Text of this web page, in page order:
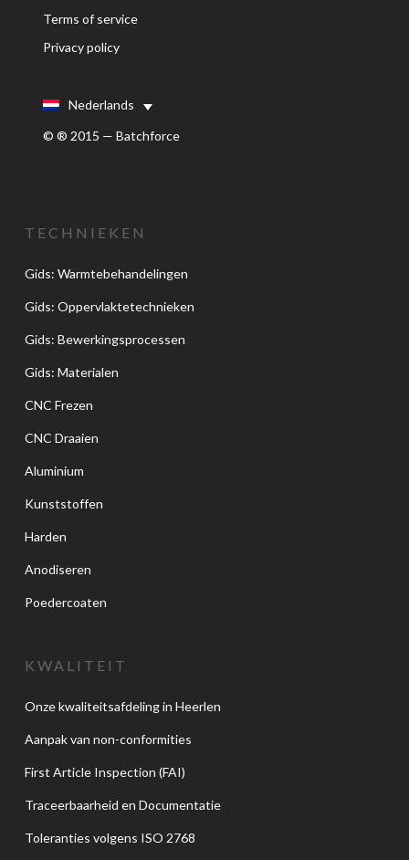
Terms of service
Privacy policy
Nederlands
© ® 2015 — Batchforce
TECHNIEKEN
Gids: Warmtebehandelingen
Gids: Oppervlaktetechnieken
Gids: Bewerkingsprocessen
Gids: Materialen
CNC Frezen
CNC Draaien
Aluminium
Kunststoffen
Harden
Anodiseren
Poedercoaten
KWALITEIT
Onze kwaliteitsafdeling in Heerlen
Aanpak van non-conformities
First Article Inspection (FAI)
Traceerbaarheid en Documentatie
Toleranties volgens ISO 2768